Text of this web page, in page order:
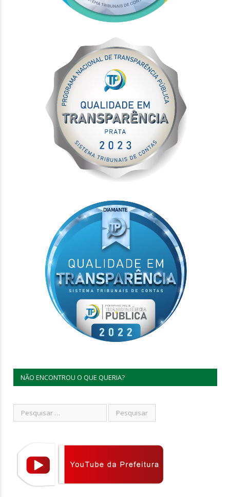
NÃO ENCONTROU O QUE QUERIA?